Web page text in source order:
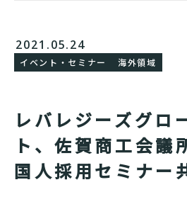
2021.05.24
イベント・セミナー 海外領域
レバレジーズグロ
ト、佐賀商工会議
国人採用セミナー